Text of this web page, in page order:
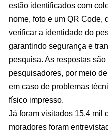
estão identificados com
nome, foto e um QR Code,
verificar a identidade do
garantindo segurança e
pesquisa. As respostas
pesquisadores, por meio
em caso de problemas
físico impresso.
Já foram visitados 15,4 mil
moradores foram